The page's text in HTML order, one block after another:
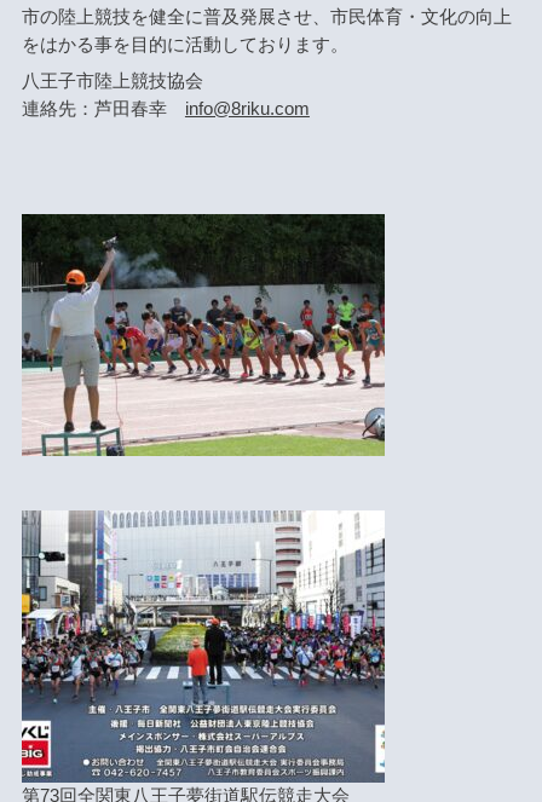
市の陸上競技を健全に普及発展させ、市民体育・文化の向上
をはかる事を目的に活動しております。
八王子市陸上競技協会
連絡先：芦田春幸 info@8riku.com
第73回全関東八王子夢街道駅伝競走大会